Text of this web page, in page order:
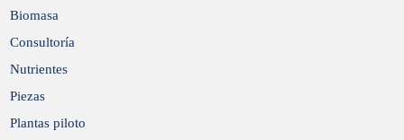
Biomasa
Consultoría
Nutrientes
Piezas
Plantas piloto